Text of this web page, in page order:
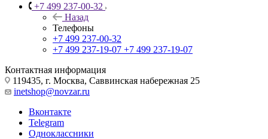
+7 499 237-00-32
Назад
Телефоны
+7 499 237-00-32
+7 499 237-19-07 +7 499 237-19-07
Контактная информация
119435, г. Москва, Саввинская набережная 25
inetshop@novzar.ru
Вконтакте
Telegram
Одноклассники